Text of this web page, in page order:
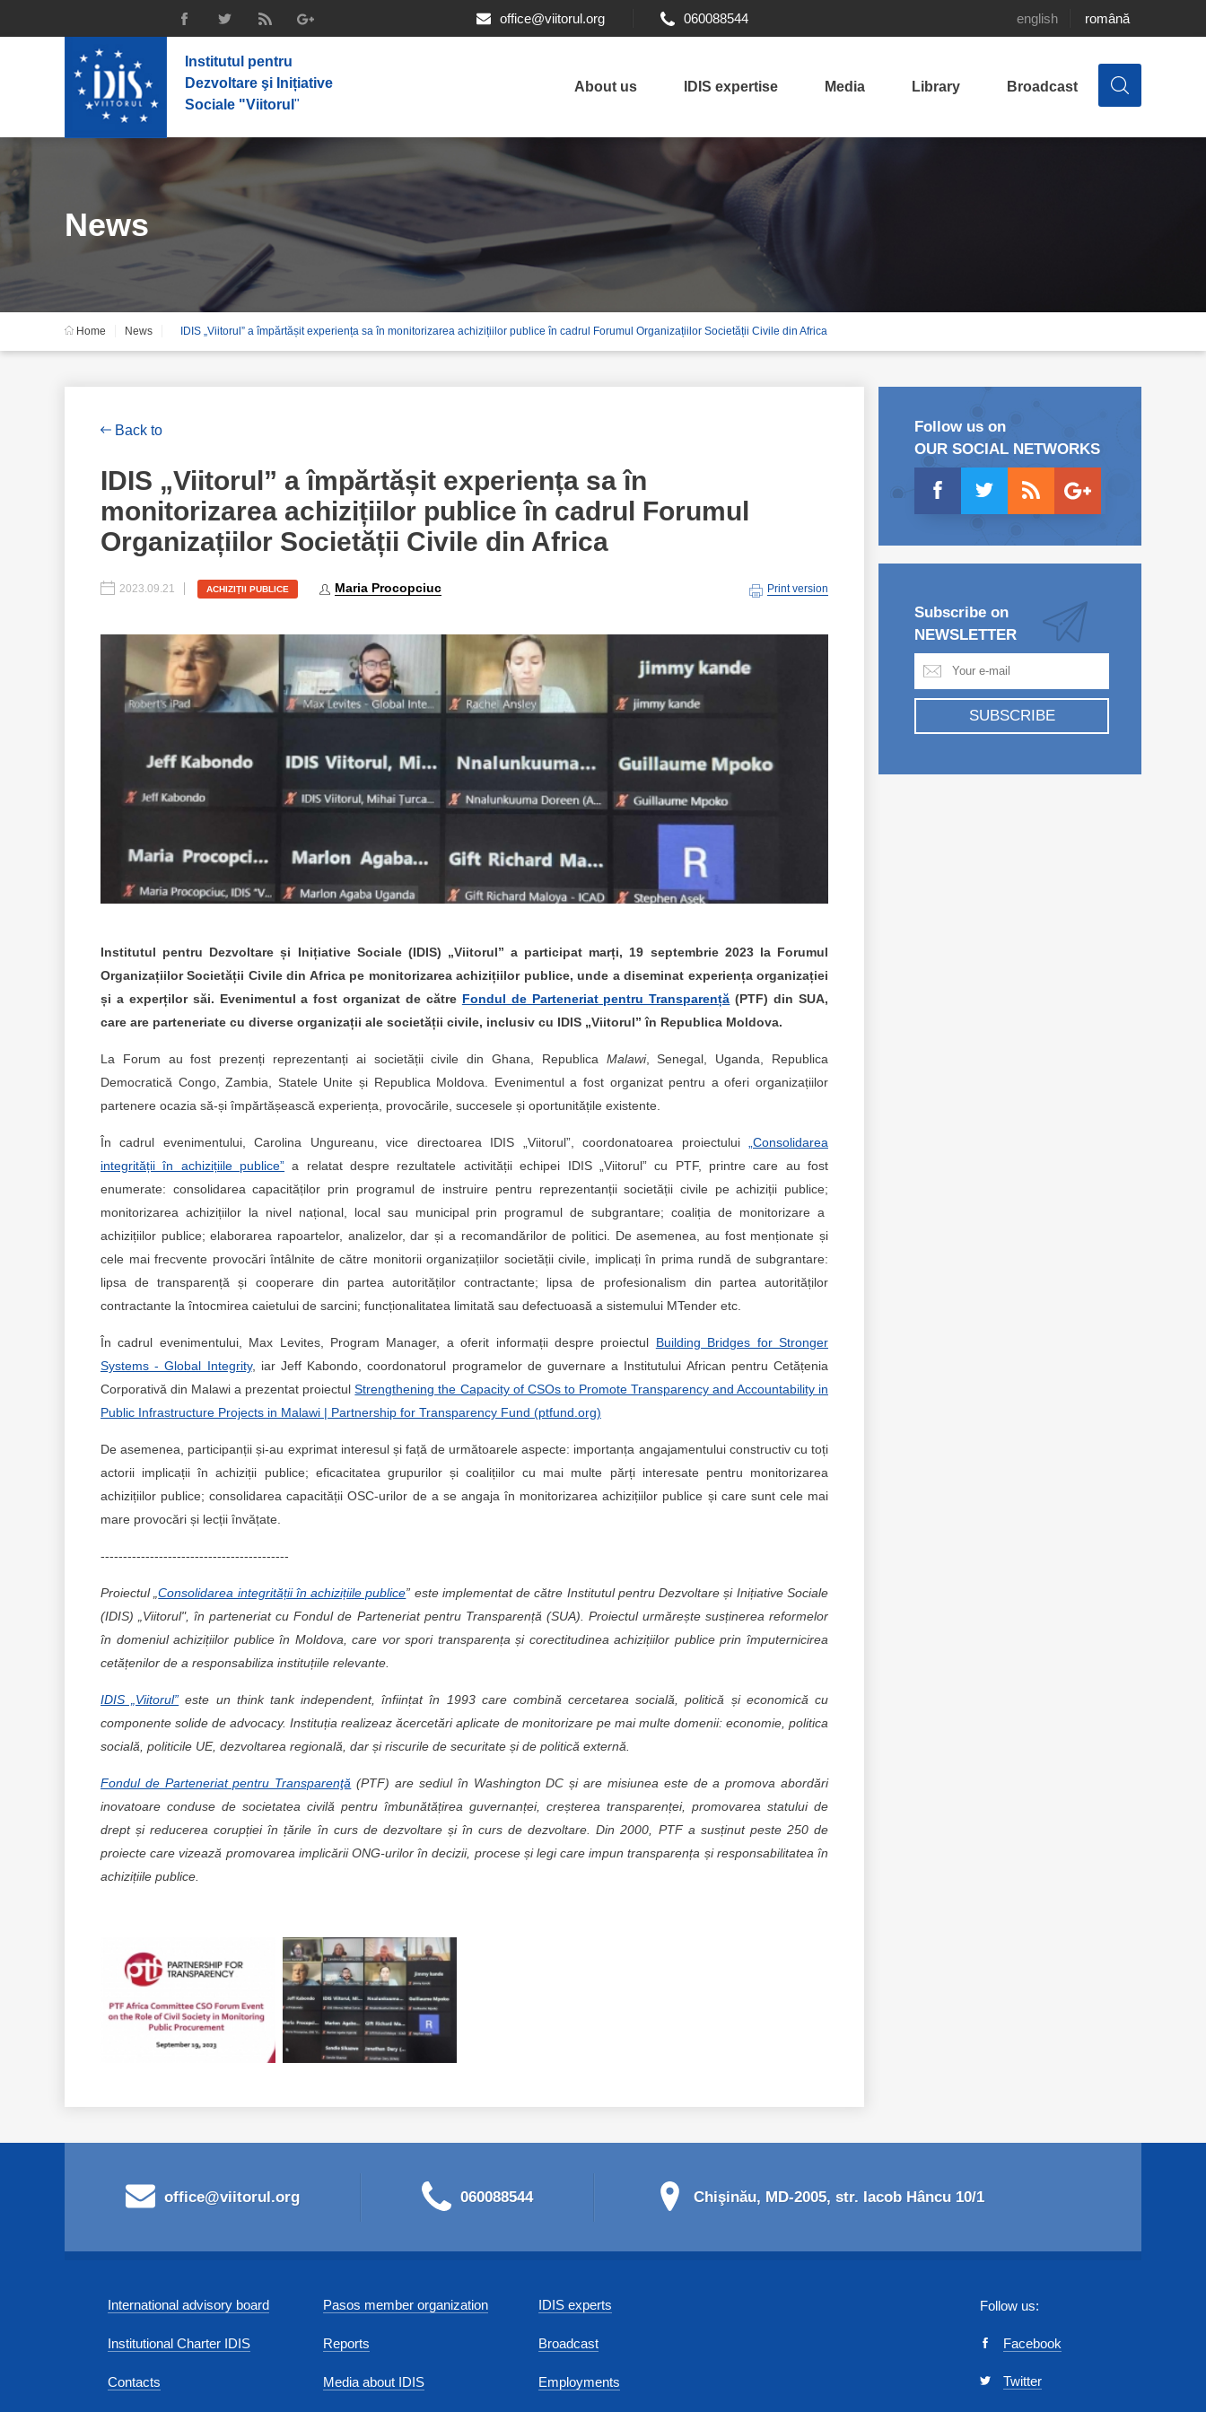
office@viitorul.org 060088544 english română
Institutul pentru
Dezvoltare şi Inițiative
Sociale "Viitorul "
About us IDIS expertise Media Library Broadcast
News
Home News IDIS „Viitorul” a împărtășit experiența sa în monitorizarea achizițiilor publice în cadrul Forumul Organizațiilor Societății Civile din Africa
Back to
IDIS „Viitorul” a împărtășit experiența sa în
monitorizarea achizițiilor publice în cadrul Forumul
Organizațiilor Societății Civile din Africa
2023.09.21 ACHIZIŢII PUBLICE Maria Procopciuc Print version
Institutul pentru Dezvoltare și Inițiative Sociale (IDIS) „Viitorul” a participat marți, 19 septembrie 2023 la Forumul
Organizațiilor Societății Civile din Africa pe monitorizarea achizițiilor publice, unde a diseminat experiența organizației
și a experților săi. Evenimentul a fost organizat de către Fondul de Parteneriat pentru Transparență (PTF) din SUA,
care are parteneriate cu diverse organizații ale societății civile, inclusiv cu IDIS „Viitorul” în Republica Moldova.
La Forum au fost prezenți reprezentanți ai societății civile din Ghana, Republica Malawi, Senegal, Uganda, Republica
Democratică Congo, Zambia, Statele Unite și Republica Moldova. Evenimentul a fost organizat pentru a oferi organizațiilor
partenere ocazia să-și împărtășească experiența, provocările, succesele și oportunitățile existente.
În cadrul evenimentului, Carolina Ungureanu, vice directoarea IDIS „Viitorul”, coordonatoarea proiectului
„Consolidarea
integrității în achizițiile publice” a relatat despre rezultatele activității echipei IDIS „Viitorul” cu PTF, printre care au fost
enumerate: consolidarea capacităților prin programul de instruire pentru reprezentanții societății civile pe achiziții publice;
monitorizarea achizițiilor la nivel național, local sau municipal prin programul de subgrantare; coaliția de monitorizare a
achizițiilor publice; elaborarea rapoartelor, analizelor, dar și a recomandărilor de politici. De asemenea, au fost menționate și
cele mai frecvente provocări întâlnite de către monitorii organizațiilor societății civile, implicați în prima rundă de subgrantare:
lipsa de transparență și cooperare din partea autorităților contractante; lipsa de profesionalism din partea autorităților
contractante la întocmirea caietului de sarcini; funcționalitatea limitată sau defectuoasă a sistemului MTender etc.
În cadrul evenimentului, Max Levites, Program Manager, a oferit informații despre proiectul Building Bridges for Stronger
Systems - Global Integrity, iar Jeff Kabondo, coordonatorul programelor de guvernare a Institutului African pentru Cetățenia
Corporativă din Malawi a prezentat proiectulStrengthening the Capacity of CSOs to Promote Transparency and Accountability in
Public Infrastructure Projects in Malawi | Partnership for Transparency Fund (ptfund.org)
De asemenea, participanții și-au exprimat interesul și față de următoarele aspecte: importanța angajamentului constructiv cu toți
actorii implicații în achiziții publice; eficacitatea grupurilor și coalițiilor cu mai multe părți interesate pentru monitorizarea
achizițiilor publice; consolidarea capacității OSC-urilor de a se angaja în monitorizarea achizițiilor publice și care sunt cele mai
mare provocări și lecții învățate.
------------------------------------------
Proiectul „Consolidarea integrității în achizițiile publice” este implementat de către Institutul pentru Dezvoltare și Inițiative Sociale
(IDIS) „Viitorul", în parteneriat cu Fondul de Parteneriat pentru Transparență (SUA). Proiectul urmărește susținerea reformelor
în domeniul achizițiilor publice în Moldova, care vor spori transparența și corectitudinea achizițiilor publice prin împuternicirea
cetățenilor de a responsabiliza instituțiile relevante.
IDIS „Viitorul” este un think tank independent, înființat în 1993 care combină cercetarea socială, politică și economică cu
componente solide de advocacy. Instituția realizeaz ăcercetări aplicate de monitorizare pe mai multe domenii: economie, politica
socială, politicile UE, dezvoltarea regională, dar și riscurile de securitate și de politică externă.
Fondul de Parteneriat pentru Transparenţă (PTF) are sediul în Washington DC și are misiunea este de a promova abordări
inovatoare conduse de societatea civilă pentru îmbunătățirea guvernanței, creșterea transparenței, promovarea statului de
drept și reducerea corupției în țările în curs de dezvoltare și în curs de dezvoltare. Din 2000, PTF a susținut peste 250 de
proiecte care vizează promovarea implicării ONG-urilor în decizii, procese și legi care impun transparența și responsabilitatea în
achizițiile publice.
Follow us on
OUR SOCIAL NETWORKS
Subscribe on
NEWSLETTER
SUBSCRIBE
office@viitorul.org 060088544 Chişinău, MD-2005, str. Iacob Hâncu 10/1
International advisory board
Institutional Charter IDIS
Contacts
Pasos member organization
Reports
Media about IDIS
IDIS experts
Broadcast
Employments
Follow us:
Facebook
Twitter